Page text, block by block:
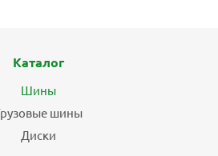
Каталог
Шины
шины
Диски